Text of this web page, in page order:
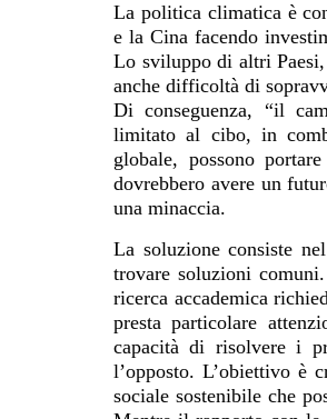
La politica climatica è
e la Cina facendo
Lo sviluppo di altri
anche difficoltà di
Di conseguenza, “il
limitato al cibo, in
globale, possono
dovrebbero avere un
una minaccia.
La soluzione consiste
trovare soluzioni
ricerca accademica
presta particolare
capacità di risolvere i
l’opposto. L’obiettivo è
sociale sostenibile che